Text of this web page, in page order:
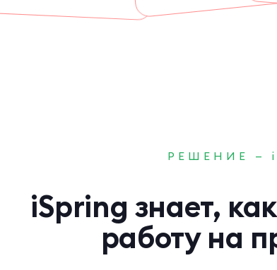
РЕШЕНИЕ —
iSpring знает,
работу на